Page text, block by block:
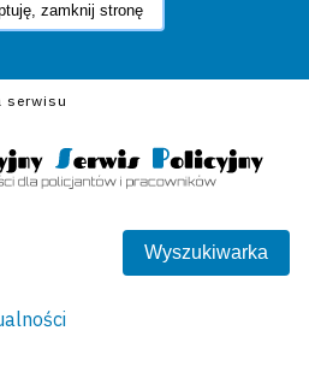
zamknij stronę
serwisu
Serwis
Wyszukiwarka